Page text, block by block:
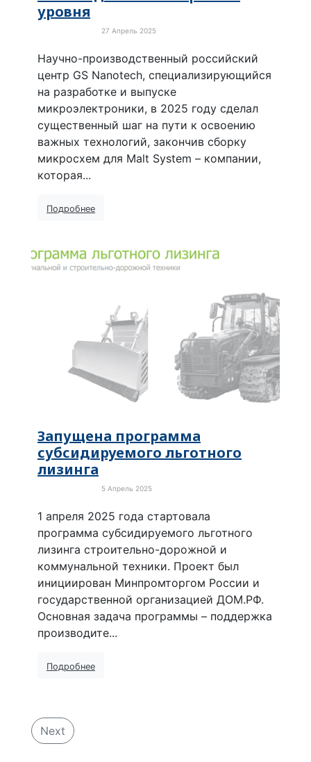
уровня
27 Апрель 2025
Научно-производственный российский
центр GS Nanotech, специализирующийся
на разработке и выпуске
микроэлектроники, в 2025 году сделал
существенный шаг на пути к освоению
важных технологий, закончив сборку
микросхем для Malt System – компании,
которая...
Подробнее
Запущена программа
субсидируемого льготного
лизинга
5 Апрель 2025
1 апреля 2025 года стартовала
программа субсидируемого льготного
лизинга строительно-дорожной и
коммунальной техники. Проект был
инициирован Минпромторгом России и
государственной организацией ДОМ.РФ.
Основная задача программы – поддержка
производите...
Подробнее
Next